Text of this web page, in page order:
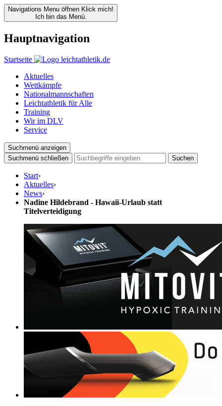
Navigations Menu öffnen Klick mich!
Ich bin das Menü.
Hauptnavigation
Startseite
Aktuelles
Wettkämpfe
Nationalmannschaften
Leichtathletik für Alle
Training
Wir im DLV
Service
Suchmenü anzeigen
Suchmenü schließen
Suchen
Start›
Aktuelles›
News›
Nadine Hildebrand - Hawaii-Urlaub statt
Titelverteidigung